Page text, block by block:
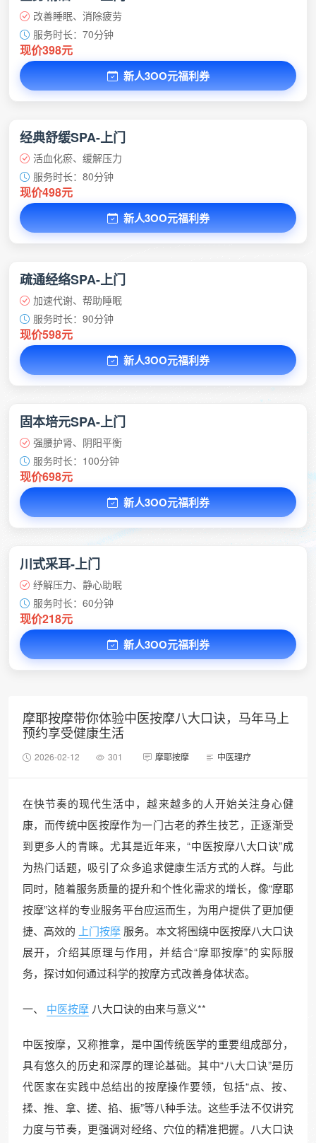
改善睡眠、消除疲劳
服务时长：70分钟
现价398元
新人3OO元福利券
经典舒缓SPA-上门
活血化瘀、缓解压力
服务时长：80分钟
现价498元
新人3OO元福利券
疏通经络SPA-上门
加速代谢、帮助睡眠
服务时长：90分钟
现价598元
新人3OO元福利券
固本培元SPA-上门
强腰护肾、阴阳平衡
服务时长：100分钟
现价698元
新人3OO元福利券
川式采耳-上门
纾解压力、静心助眠
服务时长：60分钟
现价218元
新人3OO元福利券
摩耶按摩带你体验中医按摩八大口诀，马年马上
预约享受健康生活
2026-02-12 301 摩耶按摩 中医理疗
在快节奏的现代生活中，越来越多的人开始关注身心健
康，而传统中医按摩作为一门古老的养生技艺，正逐渐受
到更多人的青睐。尤其是近年来，“中医按摩八大口诀”成
为热门话题，吸引了众多追求健康生活方式的人群。与此
同时，随着服务质量的提升和个性化需求的增长，像“摩耶
按摩”这样的专业服务平台应运而生，为用户提供了更加便
捷、高效的 上门按摩 服务。本文将围绕中医按摩八大口诀
展开，介绍其原理与作用，并结合“摩耶按摩”的实际服
务，探讨如何通过科学的按摩方式改善身体状态。
一、 中医按摩 八大口诀的由来与意义**
中医按摩，又称推拿，是中国传统医学的重要组成部分，
具有悠久的历史和深厚的理论基础。其中“八大口诀”是历
代医家在实践中总结出的按摩操作要领，包括“点、按、
揉、推、拿、搓、掐、振”等八种手法。这些手法不仅讲究
力度与节奏，更强调对经络、穴位的精准把握。八大口诀